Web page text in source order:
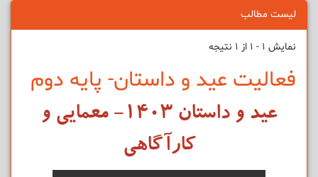
لیست مطالب
نمایش 1 - 1 از 1 نتیجه
فعالیت عید و داستان- پایه دوم
عید و داستان ۱۴۰۳- معمایی و
کارآگاهی